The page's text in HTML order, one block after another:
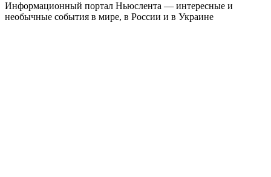
Информационный портал Ньюслента — интересные и
необычные события в мире, в России и в Украине